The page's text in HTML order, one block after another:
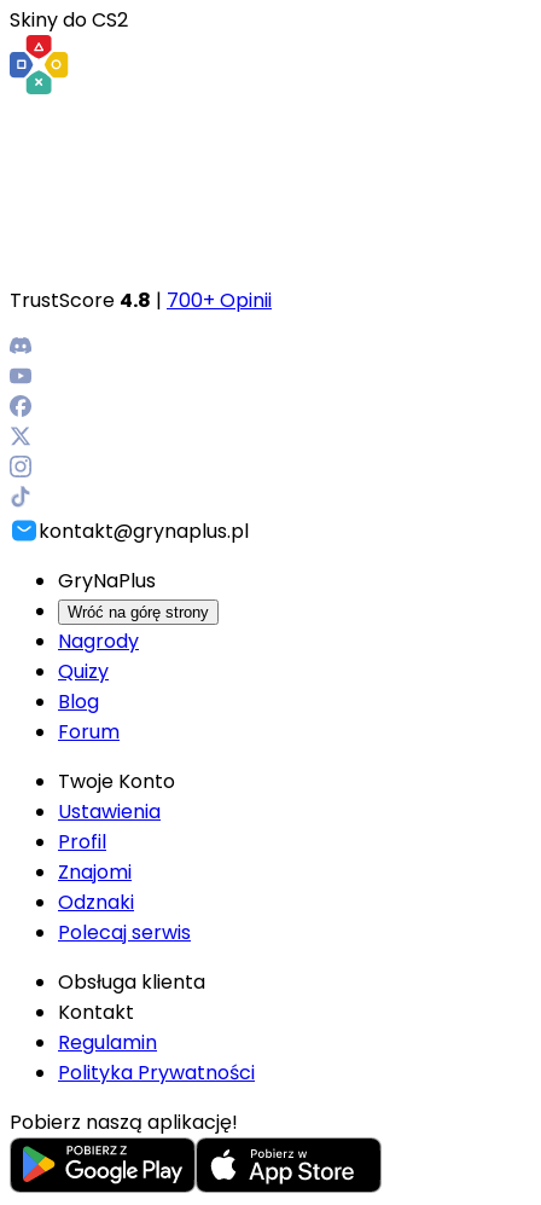
Skiny do CS2
TrustScore 4.8 | 700+ Opinii
kontakt@grynaplus.pl
GryNaPlus
Wróć na górę strony
Nagrody
Quizy
Blog
Forum
Twoje Konto
Ustawienia
Profil
Znajomi
Odznaki
Polecaj serwis
Obsługa klienta
Kontakt
Regulamin
Polityka Prywatności
Pobierz naszą aplikację!